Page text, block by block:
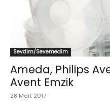
Sevdim/Sevemedim
Ameda, Philips
Avent Emzik
28 Mart 2017